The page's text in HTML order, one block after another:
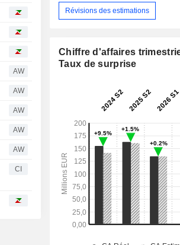
AW
AW
AW
AW
AW
CI
Révisions des estimations
Chiffre d'affaires
Taux de surprise